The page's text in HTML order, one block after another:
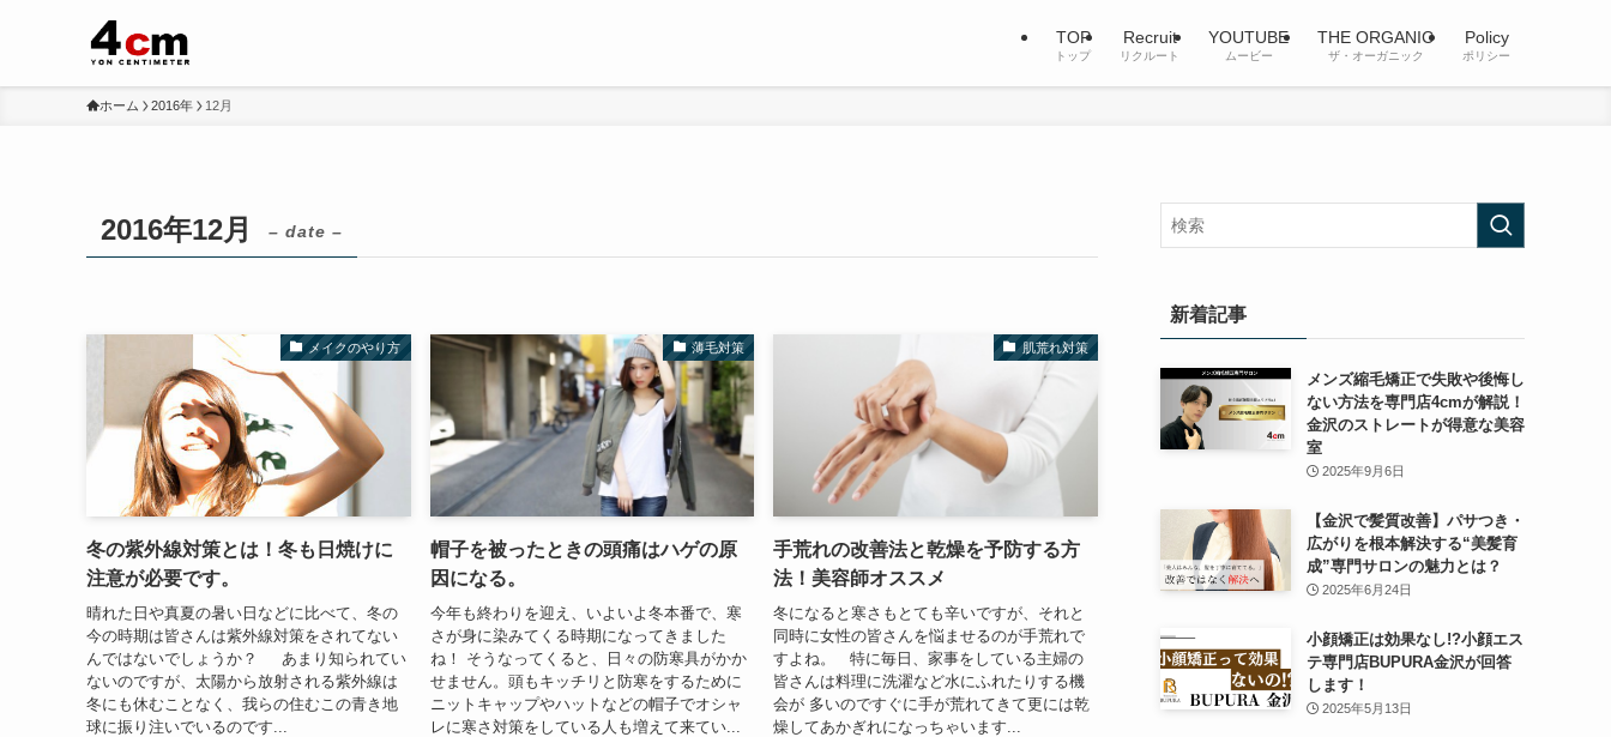
TOP
トップ
Recruit
リクルート
YOUTUBE
ムービー
THE ORGANIC
ザ・オーガニック
Policy
ポリシー
ホーム 2016年 12月
2016年12月 – date –
メイクのやり方
冬の紫外線対策とは！冬も日焼けに
注意が必要です。
晴れた日や真夏の暑い日などに比べて、冬の
今の時期は皆さんは紫外線対策をされてない
んではないでしょうか？ あまり知られてい
ないのですが、太陽から放射される紫外線は
冬にも休むことなく、我らの住むこの青き地
球に振り注いでいるのです...
薄毛対策
帽子を被ったときの頭痛はハゲの原
因になる。
今年も終わりを迎え、いよいよ冬本番で、寒
さが身に染みてくる時期になってきました
ね！ そうなってくると、日々の防寒具がかか
せません。頭もキッチリと防寒をするために
ニットキャップやハットなどの帽子でオシャ
レに寒さ対策をしている人も増えて来てい...
肌荒れ対策
手荒れの改善法と乾燥を予防する方
法！美容師オススメ
冬になると寒さもとても辛いですが、それと
同時に女性の皆さんを悩ませるのが手荒れで
すよね。 特に毎日、家事をしている主婦の
皆さんは料理に洗濯など水にふれたりする機
会が 多いのですぐに手が荒れてきて更には乾
燥してあかぎれになっちゃいます...
新着記事
メンズ縮毛矯正で失敗や後悔し
ない方法を専門店4cmが解説！
金沢のストレートが得意な美容
室
2025年9月6日
【金沢で髪質改善】パサつき・
広がりを根本解決する“美髪育
成”専門サロンの魅力とは？
2025年6月24日
小顔矯正は効果なし!?小顔エス
テ専門店BUPURA金沢が回答
します！
2025年5月13日